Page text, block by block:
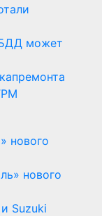
может
нового
нового
Suzuki